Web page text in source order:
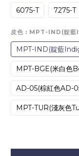
6075-T 7275-T
皮色 : MPT-IND(靛
MPT-IND(靛藍
MPT-BGE(米白色
AD-05(棕紅色AD-
MPT-TUR(淺灰色